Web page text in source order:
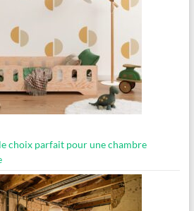
choix parfait pour une chambre